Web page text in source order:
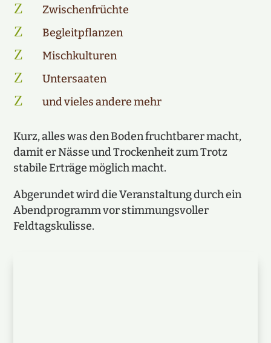
Z Zwischenfrüchte
Z Begleitpflanzen
Z Mischkulturen
Z Untersaaten
Z und vieles andere mehr
Kurz, alles was den Boden fruchtbarer macht,
damit er Nässe und Trockenheit zum Trotz
stabile Erträge möglich macht.
Abgerundet wird die Veranstaltung durch ein
Abendprogramm vor stimmungsvoller
Feldtagskulisse.